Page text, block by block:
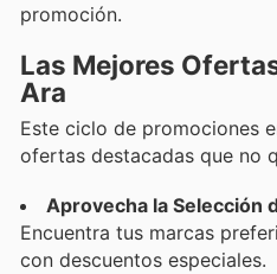
promoción.
Las Mejores
Ara
Este ciclo de promociones
ofertas destacadas que no
Aprovecha la Selección
Encuentra tus marcas
con descuentos especiales.